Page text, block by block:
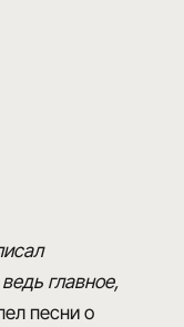
главное,
песни о